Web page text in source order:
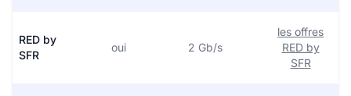
RED by
SFR
oui 2 Gb/s
les offres
RED by
SFR